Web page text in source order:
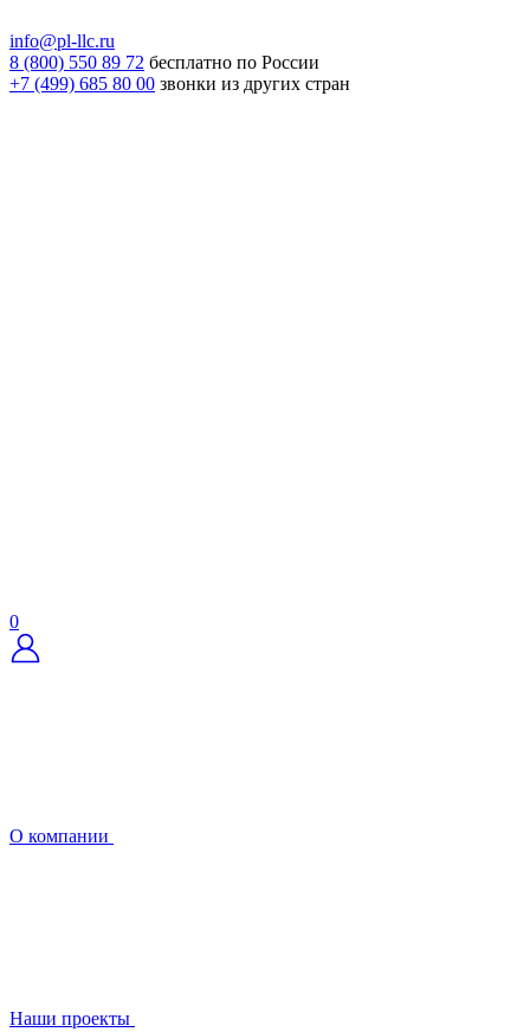
info@pl-llc.ru
8 (800) 550 89 72 бесплатно по России
+7 (499) 685 80 00 звонки из других стран
0
О компании
Наши проекты